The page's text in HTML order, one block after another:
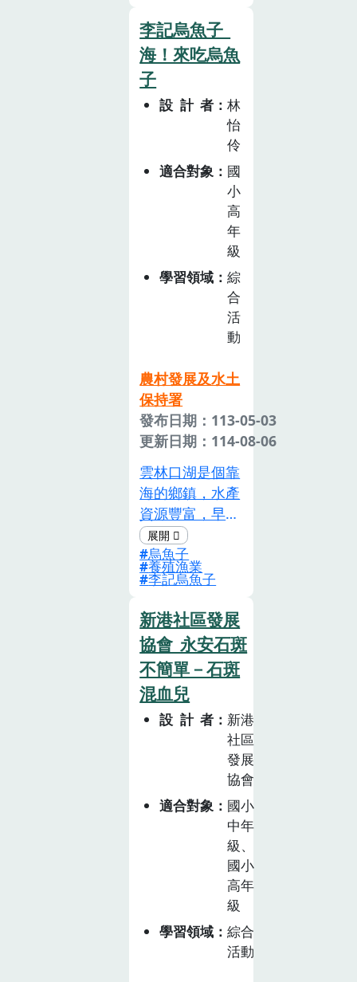
葉種紅茶、小葉
種紅茶，茶葉差
異性等；透過實
際製茶體驗，讓
孩子們對紅茶多
一份熟悉感。而
包裝上的產地認
證、產銷履歷標
章，則呈現出在
地茶農對環境和
土地的疼惜。最
後提供當地精緻
化紅茶讓孩子們
品茶，培養從小
選擇在地生產的
高優質紅茶的能
李記烏魚子_
海！來吃烏魚
子
設計者
林
怡
伶
適合對象
國
小
高
年
級
學習領域
綜
合
活
動
農村發展及水土
保持署
發布日期：113-05-03
更新日期：114-08-06
雲林口湖是個靠
海的鄉鎮，水產
資源豐富，早期
在地民眾都會在
冬季的時候於家
門口曬烏魚子，
圓」的記憶。烏
魚子產業倚靠養
殖或捕撈取得烏
魚後，再加工成
烏魚子，需要分
工合作一起完
烏魚子
養殖漁業
李記烏魚子
新港社區發展
協會_永安石斑
不簡單－石斑
混血兒
設計者
新港
社區
發展
協會
適合對象
國小
中年
級、
國小
高年
級
學習領域
綜合
活動